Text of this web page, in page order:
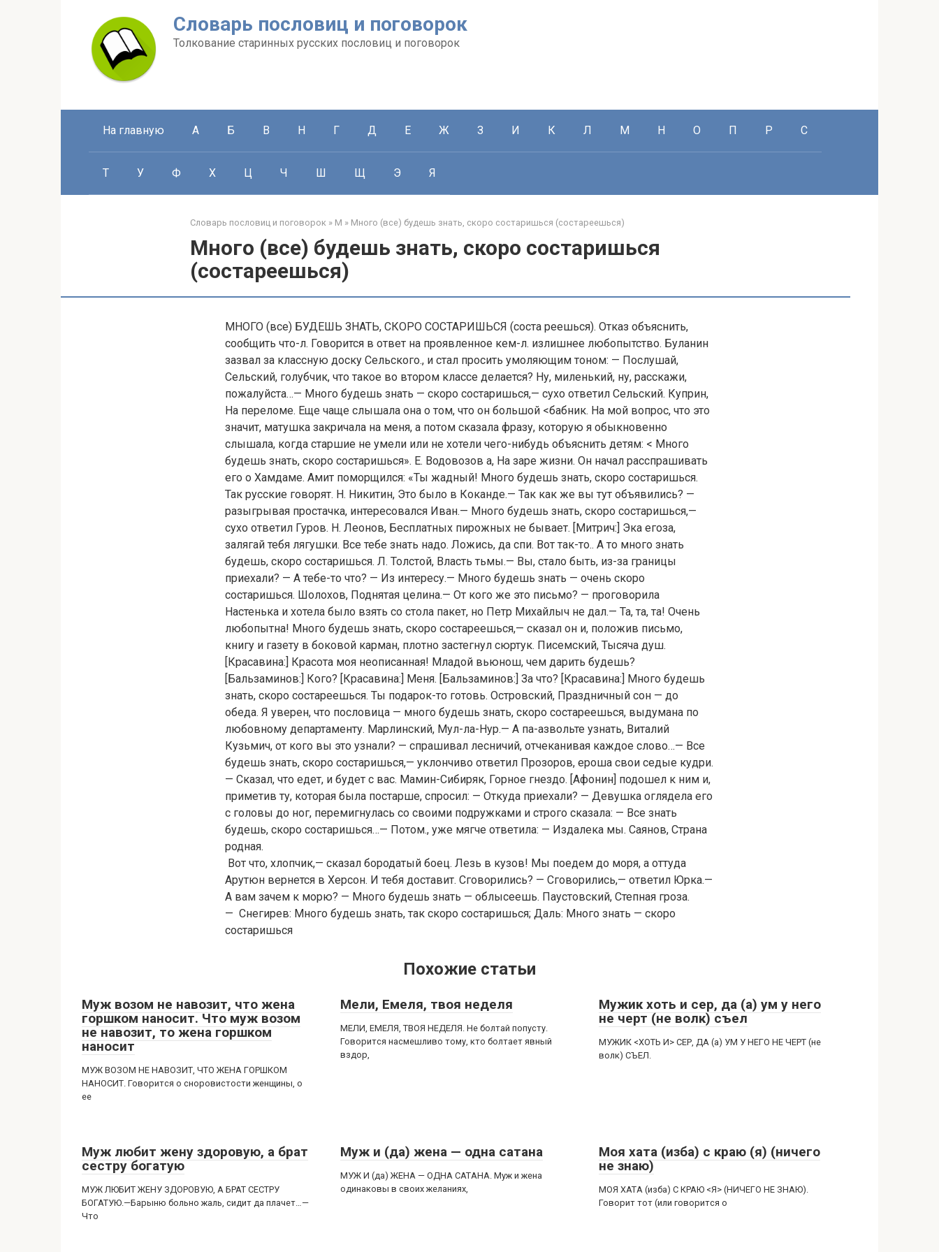
Словарь пословиц и поговорок
Толкование старинных русских пословиц и поговорок
На главную А Б В Н Г Д Е Ж З И К Л М Н О П Р С
Т У Ф Х Ц Ч Ш Щ Э Я
Словарь пословиц и поговорок » М » Много (все) будешь знать, скоро состаришься (состареешься)
Много (все) будешь знать, скоро состаришься
(состареешься)
МНОГО (все) БУДЕШЬ ЗНАТЬ, СКОРО СОСТАРИШЬСЯ (соста реешься). Отказ объяснить,
сообщить что-л. Говорится в ответ на проявленное кем-л. излишнее любопытство. Буланин
зазвал за классную доску Сельского., и стал просить умоляющим тоном: — Послушай,
Сельский, голубчик, что такое во втором классе делается? Ну, миленький, ну, расскажи,
пожалуйста…— Много будешь знать — скоро состаришься,— сухо ответил Сельский. Куприн,
На переломе. Еще чаще слышала она о том, что он большой <бабник. На мой вопрос, что это
значит, матушка закричала на меня, а потом сказала фразу, которую я обыкновенно
слышала, когда старшие не умели или не хотели чего-нибудь объяснить детям: < Много
будешь знать, скоро состаришься». Е. Водовозов а, На заре жизни. Он начал расспрашивать
его о Хамдаме. Амит поморщился: «Ты жадный! Много будешь знать, скоро состаришься.
Так русские говорят. Н. Никитин, Это было в Коканде.— Так как же вы тут объявились? —
разыгрывая простачка, интересовался Иван.— Много будешь знать, скоро состаришься,—
сухо ответил Гуров. Н. Леонов, Бесплатных пирожных не бывает. [Митрич:] Эка егоза,
залягай тебя лягушки. Все тебе знать надо. Ложись, да спи. Вот так-то.. А то много знать
будешь, скоро состаришься. Л. Толстой, Власть тьмы.— Вы, стало быть, из-за границы
приехали? — А тебе-то что? — Из интересу.— Много будешь знать — очень скоро
состаришься. Шолохов, Поднятая целина.— От кого же это письмо? — проговорила
Настенька и хотела было взять со стола пакет, но Петр Михайлыч не дал.— Та, та, та! Очень
любопытна! Много будешь знать, скоро состареешься,— сказал он и, положив письмо,
книгу и газету в боковой карман, плотно застегнул сюртук. Писемский, Тысяча душ.
[Красавина:] Красота моя неописанная! Младой вьюнош, чем дарить будешь?
[Бальзаминов:] Кого? [Красавина:] Меня. [Бальзаминов:] За что? [Красавина:] Много будешь
знать, скоро состареешься. Ты подарок-то готовь. Островский, Праздничный сон — до
обеда. Я уверен, что пословица — много будешь знать, скоро состареешься, выдумана по
любовному департаменту. Марлинский, Мул-ла-Нур.— А па-азвольте узнать, Виталий
Кузьмич, от кого вы это узнали? — спрашивал лесничий, отчеканивая каждое слово…— Все
будешь знать, скоро состаришься,— уклончиво ответил Прозоров, ероша свои седые кудри.
— Сказал, что едет, и будет с вас. Мамин-Сибиряк, Горное гнездо. [Афонин] подошел к ним и,
приметив ту, которая была постарше, спросил: — Откуда приехали? — Девушка оглядела его
с головы до ног, перемигнулась со своими подружками и строго сказала: — Все знать
будешь, скоро состаришься…— Потом., уже мягче ответила: — Издалека мы. Саянов, Страна
родная.
Вот что, хлопчик,— сказал бородатый боец. Лезь в кузов! Мы поедем до моря, а оттуда
Арутюн вернется в Херсон. И тебя доставит. Сговорились? — Сговорились,— ответил Юрка.—
А вам зачем к морю? — Много будешь знать — облысеешь. Паустовский, Степная гроза.
— Снегирев: Много будешь знать, так скоро состаришься; Даль: Много знать — скоро
состаришься
Похожие статьи
Муж возом не навозит, что жена
горшком наносит. Что муж возом
не навозит, то жена горшком
наносит
МУЖ ВОЗОМ НЕ НАВОЗИТ, ЧТО ЖЕНА ГОРШКОМ
НАНОСИТ. Говорится о сноровистости женщины, о
ее
Мели, Емеля, твоя неделя
МЕЛИ, ЕМЕЛЯ, ТВОЯ НЕДЕЛЯ. Не болтай попусту.
Говорится насмешливо тому, кто болтает явный
вздор,
Мужик хоть и сер, да (а) ум у него
не черт (не волк) съел
МУЖИК <ХОТЬ И> СЕР, ДА (а) УМ У НЕГО НЕ ЧЕРТ (не
волк) СЪЕЛ.
Муж любит жену здоровую, а брат
сестру богатую
МУЖ ЛЮБИТ ЖЕНУ ЗДОРОВУЮ, А БРАТ СЕСТРУ
БОГАТУЮ.—Барыню больно жаль, сидит да плачет…—
Что
Муж и (да) жена — одна сатана
МУЖ И (да) ЖЕНА — ОДНА САТАНА. Муж и жена
одинаковы в своих желаниях,
Моя хата (изба) с краю (я) (ничего
не знаю)
МОЯ ХАТА (изба) С КРАЮ <Я> (НИЧЕГО НЕ ЗНАЮ).
Говорит тот (или говорится о